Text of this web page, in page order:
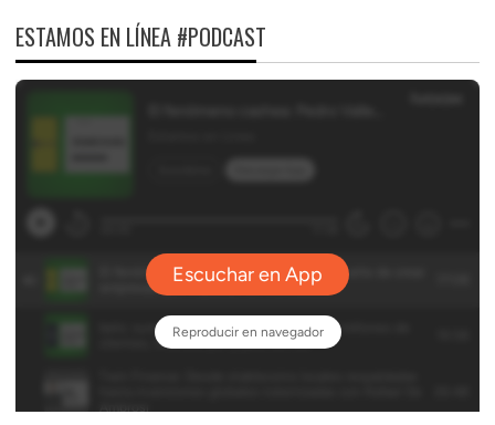
ESTAMOS EN LÍNEA #PODCAST